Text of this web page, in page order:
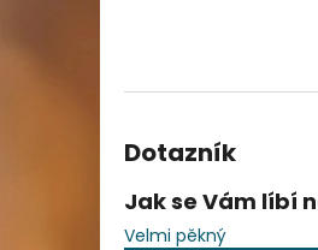
Dotazník
Jak se Vám líbí
Velmi pěkný